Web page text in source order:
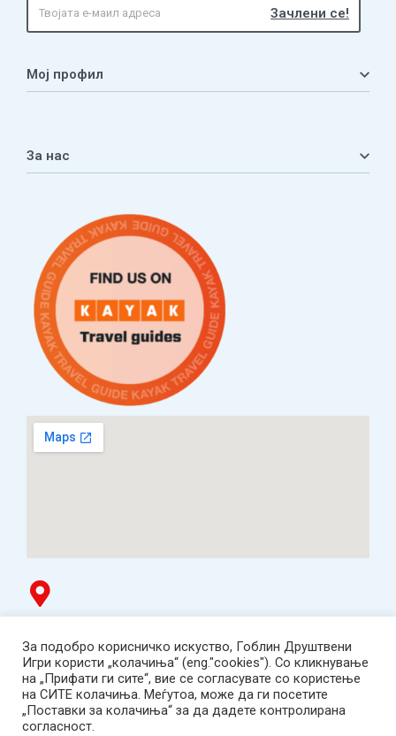
Мој профил
Листа на желби
За нас
Услови за плаќање и испорака
Наши партнери
ТЦ Буњаковец - 1. кат, Скопје.
Tел: 078 669 482
Работно време: пон-пет 12:00-19:00 /саб 12:00-17:00
2001-2026 Goblin Games, All Rights Reserved.
Гоблин ДОО, Скопје. Даночен број:
За подобро корисничко искуство, Гоблин Друштвени
Игри користи „колачиња“ (eng."cookies"). Со кликнување
на „Прифати ги сите“, вие се согласувате со користење
на СИТЕ колачиња. Меѓутоа, може да ги посетите
„Поставки за колачиња“ за да дадете контролирана
согласност.